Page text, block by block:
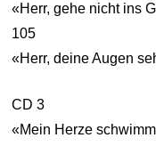
«Herr, gehe nicht ins
105
«Herr, deine Augen
CD 3
«Mein Herze